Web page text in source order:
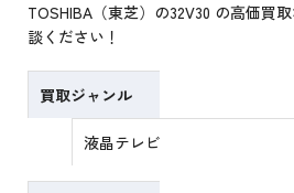
TOSHIBA（東芝）の32V30 の高価買
談ください！
買取ジャンル
液晶テレビ